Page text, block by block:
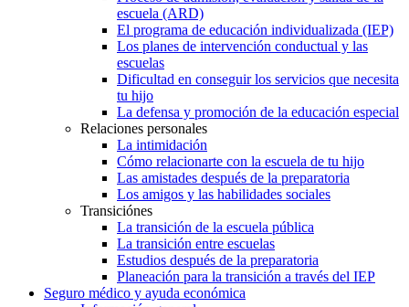
escuela (ARD)
El programa de educación individualizada (IEP)
Los planes de intervención conductual y las
escuelas
Dificultad en conseguir los servicios que necesita
tu hijo
La defensa y promoción de la educación especial
Relaciones personales
La intimidación
Cómo relacionarte con la escuela de tu hijo
Las amistades después de la preparatoria
Los amigos y las habilidades sociales
Transiciónes
La transición de la escuela pública
La transición entre escuelas
Estudios después de la preparatoria
Planeación para la transición a través del IEP
Seguro médico y ayuda económica